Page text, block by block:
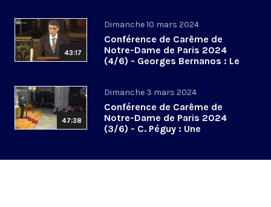
43:17
Dimanche 10 mars 2024
Conférence de Carême de
Notre-Dame de Paris 2024
(4/6) - Georges Bernanos : Le
47:38
Dimanche 3 mars 2024
Conférence de Carême de
Notre-Dame de Paris 2024
(3/6) - C. Péguy : Une
spiritualité de la communion